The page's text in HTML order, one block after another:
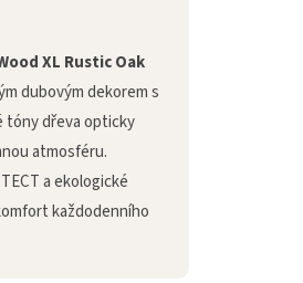
XL Rustic Oak
dubovým dekorem s
tóny dřeva opticky
atmosféru.
a ekologické
každodenního